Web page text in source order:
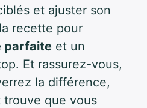
et ajuster son
recette pour
parfaite et un
Et rassurez-vous,
la différence,
trouve que vous